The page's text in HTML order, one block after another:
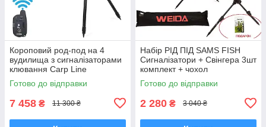
Короповий род-под на 4
вудилища з сигналізаторами
клювання Carp Line
Готово до відправки
7 458 ₴ 11 300 ₴
Набір РІД ПІД SAMS FISH
Сигналізатори + Свінгера 3шт
комплект + чохол
Готово до відправки
2 280 ₴ 3 040 ₴